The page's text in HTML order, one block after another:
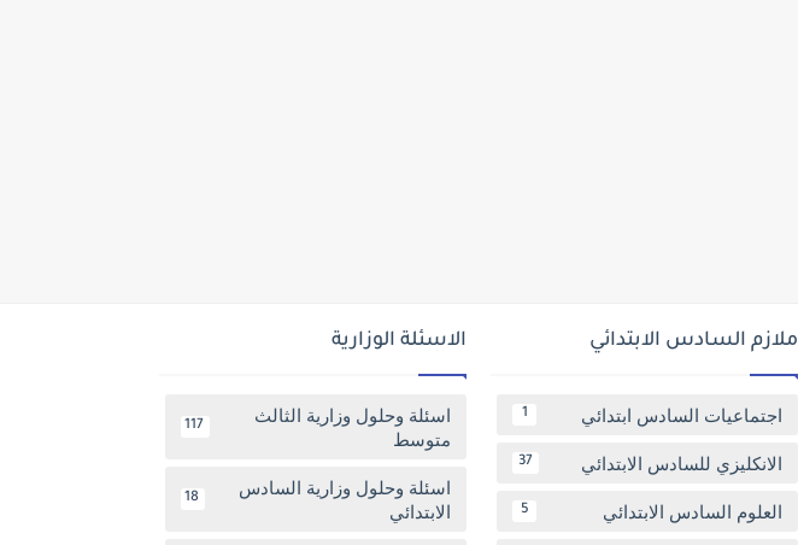
ملازم السادس الابتدائي
اجتماعيات السادس ابتدائي 1
الانكليزي للسادس الابتدائي 37
العلوم السادس الابتدائي 5
الاسئلة الوزارية
اسئلة وحلول وزارية الثالث
متوسط
117
اسئلة وحلول وزارية السادس
الابتدائي
18